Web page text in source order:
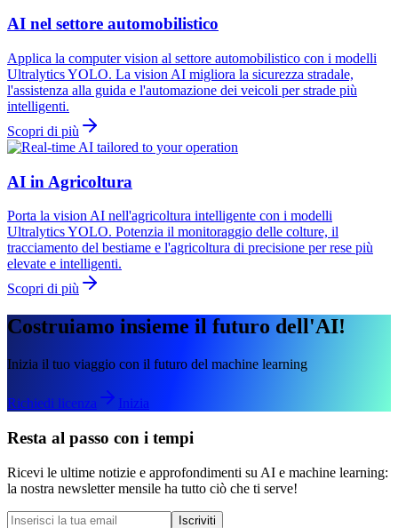
AI nel settore automobilistico
Applica la computer vision al settore automobilistico con i modelli
Ultralytics YOLO. La vision AI migliora la sicurezza stradale,
l'assistenza alla guida e l'automazione dei veicoli per strade più
intelligenti.
Scopri di più
AI in Agricoltura
Porta la vision AI nell'agricoltura intelligente con i modelli
Ultralytics YOLO. Potenzia il monitoraggio delle colture, il
tracciamento del bestiame e l'agricoltura di precisione per rese più
elevate e intelligenti.
Scopri di più
Costruiamo insieme il futuro dell'AI!
Inizia il tuo viaggio con il futuro del machine learning
Richiedi licenza Inizia
Resta al passo con i tempi
Ricevi le ultime notizie e approfondimenti su AI e machine learning:
la nostra newsletter mensile ha tutto ciò che ti serve!
Iscriviti